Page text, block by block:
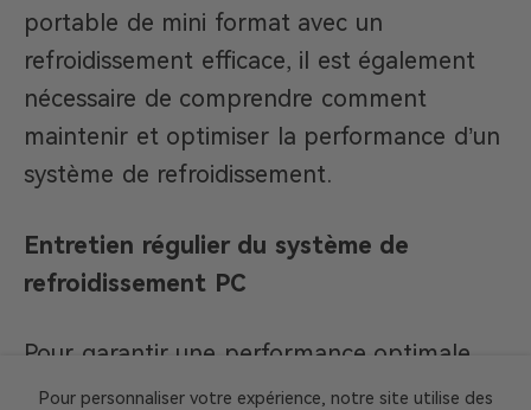
portable de mini format avec un
refroidissement efficace, il est également
nécessaire de comprendre comment
maintenir et optimiser la performance d’un
système de refroidissement.
Entretien régulier du système de
refroidissement PC
Pour garantir une performance optimale,
un entretien préventif des composants du
Pour personnaliser votre expérience, notre site utilise des